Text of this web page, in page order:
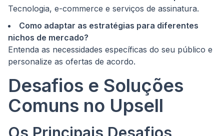
Tecnologia, e-commerce e serviços de assinatura.
Como adaptar as estratégias para diferentes
nichos de mercado?
Entenda as necessidades específicas do seu público e
personalize as ofertas de acordo.
Desafios e Soluções
Comuns no Upsell
Os Principais Desafios